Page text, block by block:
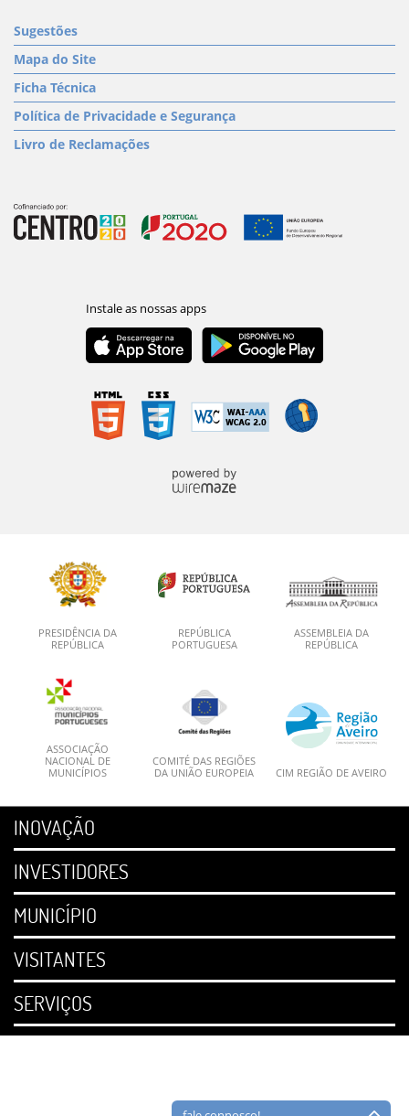
Sugestões
Mapa do Site
Ficha Técnica
Política de Privacidade e Segurança
Livro de Reclamações
PRESIDÊNCIA DA
REPÚBLICA
REPÚBLICA
PORTUGUESA
ASSEMBLEIA DA
REPÚBLICA
ASSOCIAÇÃO
NACIONAL DE
MUNICÍPIOS
COMITÉ DAS REGIÕES
DA UNIÃO EUROPEIA
CIM REGIÃO DE AVEIRO
INOVAÇÃO
INVESTIDORES
MUNICÍPIO
VISITANTES
SERVIÇOS